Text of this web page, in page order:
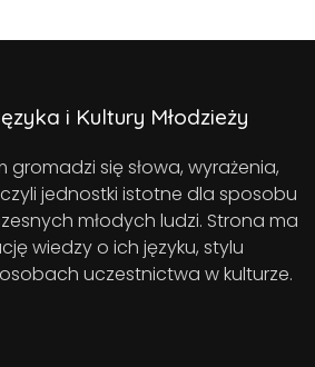
i Kultury Młodzieży
gromadzi się słowa, wyrażenia,
jednostki istotne dla sposobu
młodych ludzi. Strona ma
wiedzy o ich języku, stylu
uczestnictwa w kulturze.